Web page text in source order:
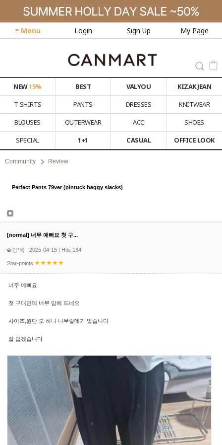
≡ Menu Login Sign Up My Page
NEW15% BEST VALYOU
KIZAK JEAN
T-SHIRTS
PANTS DRESSES
KNITWEAR
BLOUSES
OUTERWEAR ACC
SHOES
SPECIAL
1+1 CASUAL OFFICE LOOK
Community Review
Perfect Pants 79ver (pintuck baggy slacks)
[normal] 너무 예뻐요 첫 구...
김*옥 | 2025-04-15 | Hits 134
Star-points
너무 예뻐요
첫 구매인데 너무 맘에 드네요
사이즈,원단 모 하나 나무랄데가 없습니다
잘 입겠습니다